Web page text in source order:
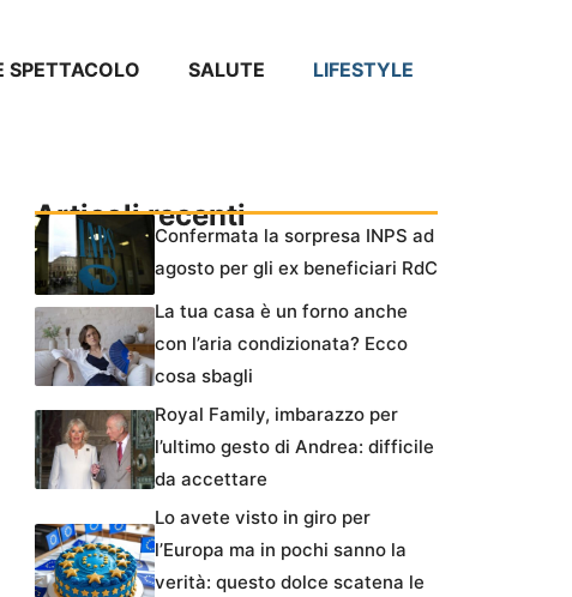
SPETTACOLO SALUTE LIFESTYLE
Articoli recenti
Confermata la sorpresa INPS ad
agosto per gli ex beneficiari RdC
La tua casa è un forno anche
con l’aria condizionata? Ecco
cosa sbagli
Royal Family, imbarazzo per
l’ultimo gesto di Andrea: difficile
da accettare
Lo avete visto in giro per
l’Europa ma in pochi sanno la
verità: questo dolce scatena le